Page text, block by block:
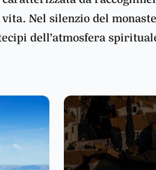
Nel silenzio del
dell’atmosfera